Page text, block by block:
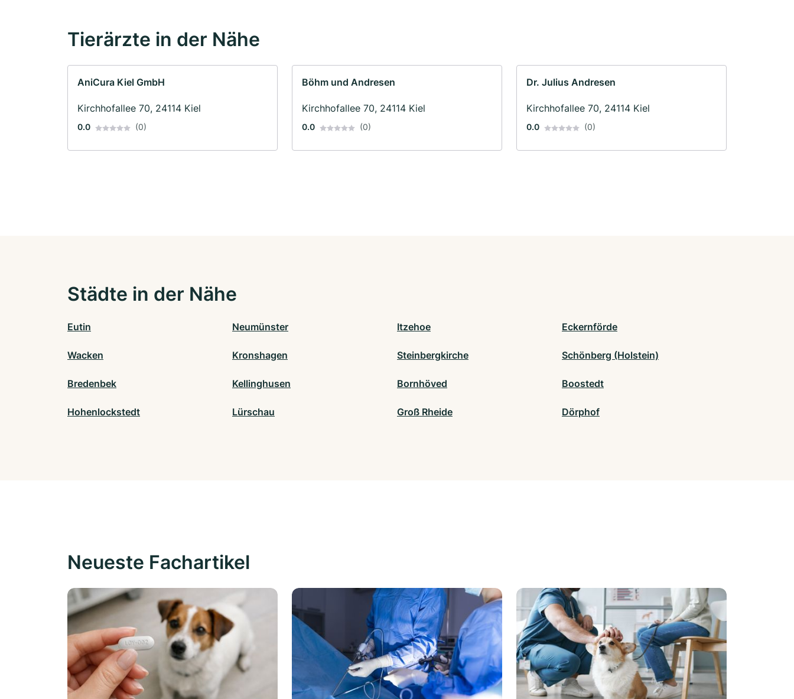
Tierärzte in der Nähe
AniCura Kiel GmbH
Kirchhofallee 70, 24114 Kiel
0.0 (0)
Böhm und Andresen
Kirchhofallee 70, 24114 Kiel
0.0 (0)
Dr. Julius Andresen
Kirchhofallee 70, 24114 Kiel
0.0 (0)
Städte in der Nähe
Eutin Neumünster Itzehoe Eckernförde
Wacken Kronshagen Steinbergkirche Schönberg (Holstein)
Bredenbek Kellinghusen Bornhöved Boostedt
Hohenlockstedt Lürschau Groß Rheide Dörphof
Neueste Fachartikel